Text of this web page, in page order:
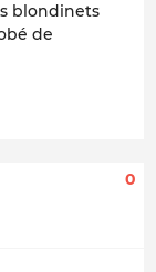
blondinets
de
0